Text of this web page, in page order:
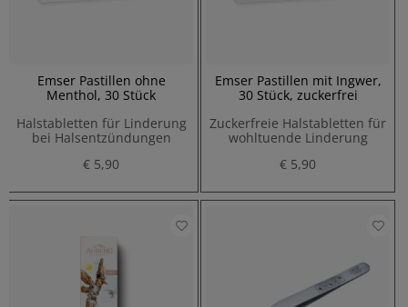
Emser Pastillen ohne
Menthol, 30 Stück
Halstabletten für Linderung
bei Halsentzündungen
€ 5,90
Emser Pastillen mit Ingwer,
30 Stück, zuckerfrei
Zuckerfreie Halstabletten für
wohltuende Linderung
€ 5,90